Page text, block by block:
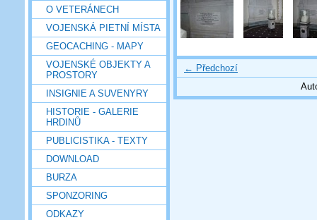
O VETERÁNECH
VOJENSKÁ PIETNÍ MÍSTA
GEOCACHING - MAPY
VOJENSKÉ OBJEKTY A
PROSTORY
INSIGNIE A SUVENYRY
HISTORIE - GALERIE
HRDINŮ
PUBLICISTIKA - TEXTY
DOWNLOAD
BURZA
SPONZORING
ODKAZY
← Předchozí